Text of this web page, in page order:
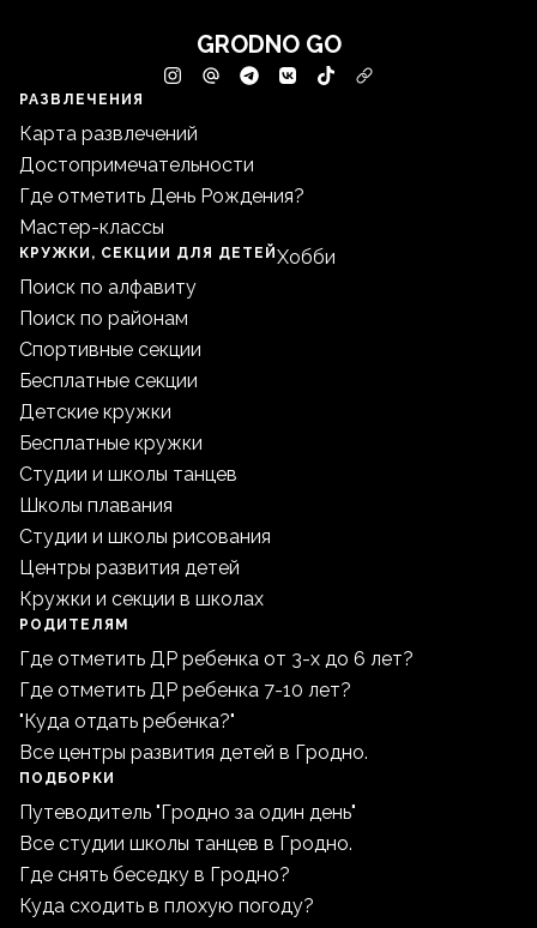
GRODNO GO
РАЗВЛЕЧЕНИЯ
Карта развлечений
Достопримечательности
Где отметить День Рождения?
Мастер-классы
КРУЖКИ, СЕКЦИИ ДЛЯ ДЕТЕЙ
Поиск по алфавиту
Поиск по районам
Спортивные секции
Бесплатные секции
Детские кружки
Бесплатные кружки
Студии и школы танцев
Школы плавания
Студии и школы рисования
Центры развития детей
Кружки и секции в школах
Хобби
РОДИТЕЛЯМ
Где отметить ДР ребенка от 3-х до 6 лет?
Где отметить ДР ребенка 7-10 лет?
"Куда отдать ребенка?"
Все центры развития детей в Гродно.
ПОДБОРКИ
Путеводитель "Гродно за один день"
Все студии школы танцев в Гродно.
Где снять беседку в Гродно?
Куда сходить в плохую погоду?